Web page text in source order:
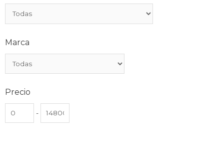
Marca
Precio
-